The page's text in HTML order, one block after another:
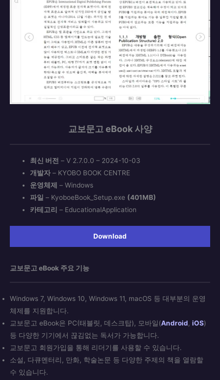
교보문고 eBook 사양
최신 버전 – V 2.7.0.0 – 2024-10-03
개발자 – KYOBO BOOK CENTRE
운영체제 – Windows
파일 – KyoboeBook_Setup.exe (401MB)
카테고리 – EducationalApplication
Download
교보문고 eBook 주요 기능
Windows 7, Windows 10, Windows 11, macOS 등 대부분의 운영
체제를 지원합니다.
교보문고 eBook은 PC(태블릿, 데스크탑), 모바일(Android, iOS)
등 다양한 기기에서 끊김없는 독서가 가능합니다.
교보문고 회원가입을 통해 리더기를 사용할 수 있습니다.
소설, 다큐멘터리, 만화, 학술논문 등 다양한 주제의 책을 열람할
수 있습니다.